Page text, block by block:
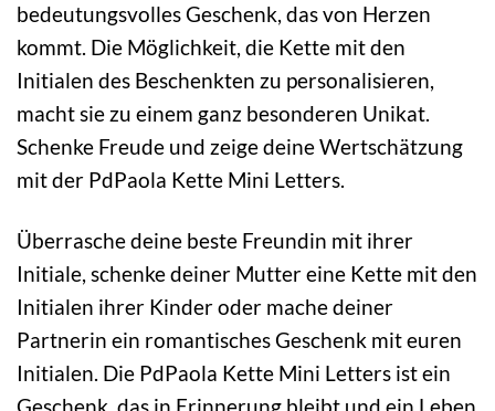
bedeutungsvolles Geschenk, das von Herzen
kommt. Die Möglichkeit, die Kette mit den
Initialen des Beschenkten zu personalisieren,
macht sie zu einem ganz besonderen Unikat.
Schenke Freude und zeige deine Wertschätzung
mit der PdPaola Kette Mini Letters.
Überrasche deine beste Freundin mit ihrer
Initiale, schenke deiner Mutter eine Kette mit den
Initialen ihrer Kinder oder mache deiner
Partnerin ein romantisches Geschenk mit euren
Initialen. Die PdPaola Kette Mini Letters ist ein